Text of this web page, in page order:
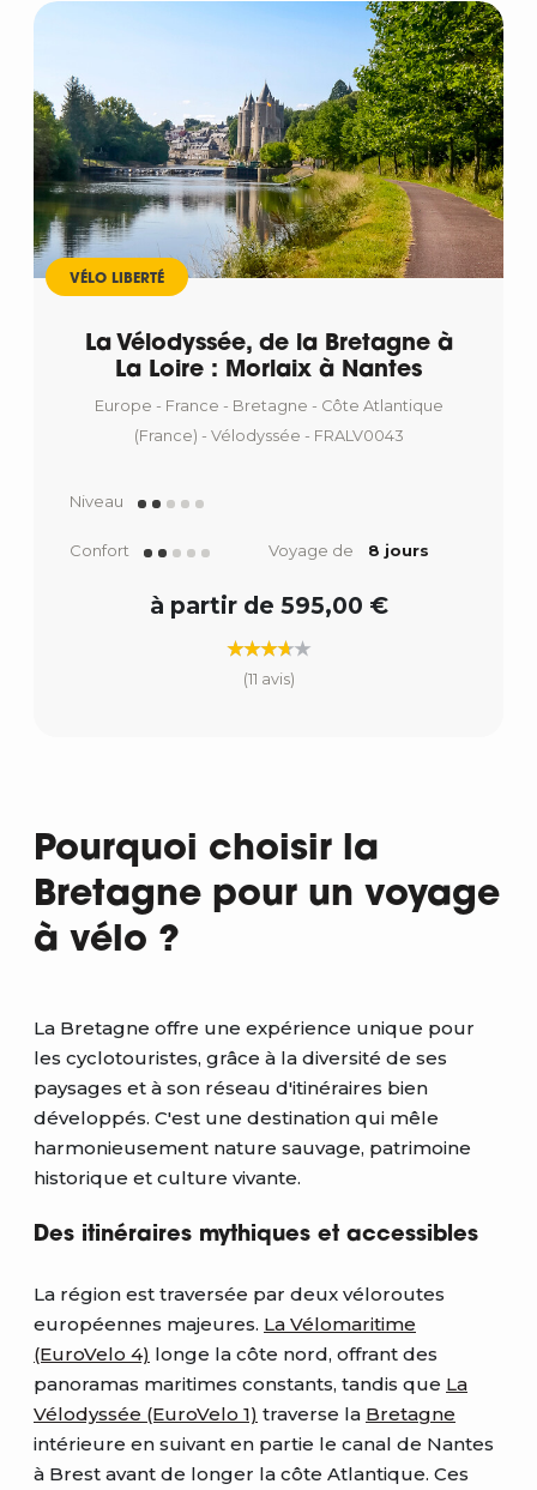
VÉLO LIBERTÉ
La Vélodyssée, de la Bretagne à
La Loire : Morlaix à Nantes
Europe - France - Bretagne - Côte Atlantique
(France) - Vélodyssée - FRALV0043
Niveau
Confort Voyage de 8 jours
à partir de 595,00 €
(11 avis)
Pourquoi choisir la
Bretagne pour un voyage
à vélo ?
La Bretagne offre une expérience unique pour
les cyclotouristes, grâce à la diversité de ses
paysages et à son réseau d'itinéraires bien
développés. C'est une destination qui mêle
harmonieusement nature sauvage, patrimoine
historique et culture vivante.
Des itinéraires mythiques et accessibles
La région est traversée par deux véloroutes
européennes majeures. La Vélomaritime
(EuroVelo 4) longe la côte nord, offrant des
panoramas maritimes constants, tandis que La
Vélodyssée (EuroVelo 1) traverse la Bretagne
intérieure en suivant en partie le canal de Nantes
à Brest avant de longer la côte Atlantique. Ces